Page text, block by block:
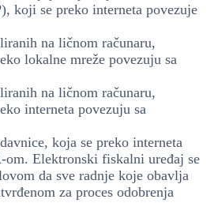
koji se preko interneta povezuje
na ličnom računaru,
lokalne mreže povezuju sa
na ličnom računaru,
interneta povezuju sa
koja se preko interneta
Elektronski fiskalni uređaj se
da sve radnje koje obavlja
za proces odobrenja